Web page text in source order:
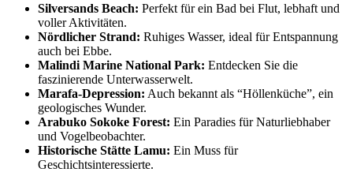
Silversands Beach: Perfekt für ein Bad bei Flut, lebhaft und
voller Aktivitäten.
Nördlicher Strand: Ruhiges Wasser, ideal für Entspannung
auch bei Ebbe.
Malindi Marine National Park: Entdecken Sie die
faszinierende Unterwasserwelt.
Marafa-Depression: Auch bekannt als “Höllenküche”, ein
geologisches Wunder.
Arabuko Sokoke Forest: Ein Paradies für Naturliebhaber
und Vogelbeobachter.
Historische Stätte Lamu: Ein Muss für
Geschichtsinteressierte.